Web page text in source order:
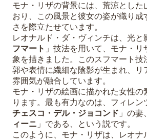
モナ・リザの背景には、荒涼とした
おり、この風景と彼女の姿が織り成
さを際立たせています。
レオナルド・ダ・ヴィンチは、光と
フマート 」技法を用いて、モナ・
象を描きました。このスフマート技
郭や表情に繊細な陰影が生まれ、リ
雰囲気が融合しています。
モナ・リザの絵画に描かれた女性の
ります。最も有力なのは、フィレン
チェスコ・デル・ジョコンド 」の妻
ィーニ 」である、という説です。
このように、モナ・リザは、レオナ